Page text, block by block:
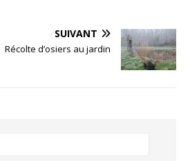
SUIVANT
Récolte d’osiers au jardin